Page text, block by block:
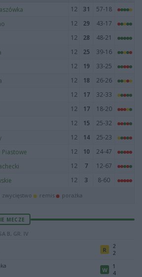
12 31
57-18
12 29
43-17
12 28
48-21
12 25
39-16
12 19
33-25
12 18
26-26
12 17
32-33
12 17
18-20
12 15
25-32
12 14
25-23
Piastowe 12 10
24-47
12 7
12-67
12 3 8-60
zwycięstwo remis porażka
MECZE
B, GR. IV
R
2
2
W
1
4